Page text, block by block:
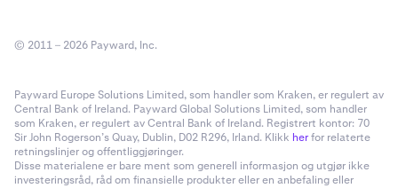
© 2011 – 2026 Payward, Inc.
Payward Europe Solutions Limited, som handler som Kraken, er regulert av
Central Bank of Ireland. Payward Global Solutions Limited, som handler
som Kraken, er regulert av Central Bank of Ireland. Registrert kontor: 70
Sir John Rogerson’s Quay, Dublin, D02 R296, Irland. Klikk herfor relaterte
retningslinjer og offentliggjøringer.
Disse materialene er bare ment som generell informasjon og utgjør ikke
investeringsråd, råd om finansielle produkter eller en anbefaling eller